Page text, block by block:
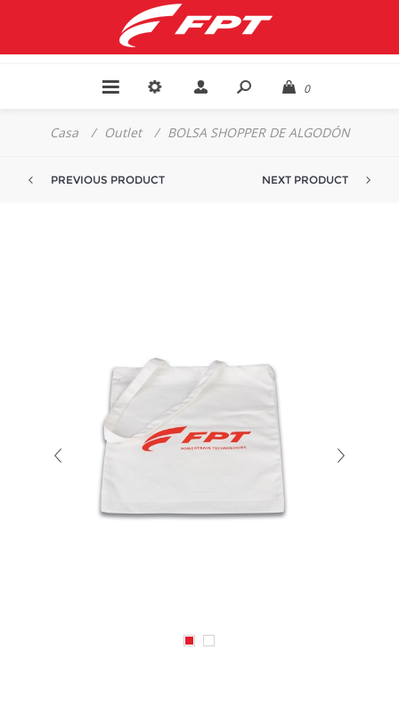
0
Casa / Outlet / BOLSA SHOPPER DE ALGODÓN
PREVIOUS PRODUCT NEXT PRODUCT